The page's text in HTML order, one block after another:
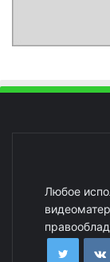
Любое